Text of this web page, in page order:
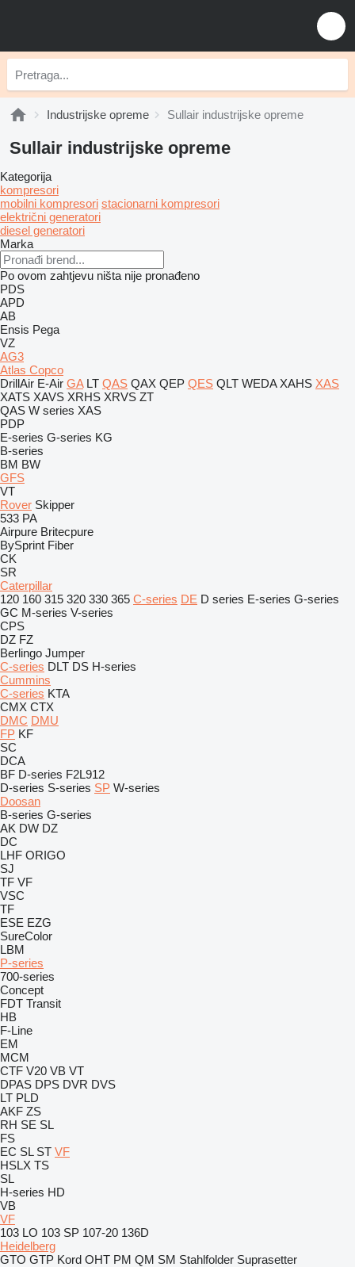
Industrijske opreme Sullair industrijske opreme
Sullair industrijske opreme
Kategorija
kompresori
mobilni kompresori stacionarni kompresori
električni generatori
diesel generatori
Marka
Po ovom zahtjevu ništa nije pronađeno
PDS
APD
AB
Ensis Pega
VZ
AG3
Atlas Copco
DrillAir E-Air GA LT QAS QAX QEP QES QLT WEDA XAHS XAS
XATS XAVS XRHS XRVS ZT
QAS W series XAS
PDP
E-series G-series KG
B-series
BM BW
GFS
VT
Rover Skipper
533 PA
Airpure Britecpure
BySprint Fiber
CK
SR
Caterpillar
120 160 315 320 330 365 C-series DE D series E-series G-series
GC M-series V-series
CPS
DZ FZ
Berlingo Jumper
C-series DLT DS H-series
Cummins
C-series KTA
CMX CTX
DMC DMU
FP KF
SC
DCA
BF D-series F2L912
D-series S-series SP W-series
Doosan
B-series G-series
AK DW DZ
DC
LHF ORIGO
SJ
TF VF
VSC
TF
ESE EZG
SureColor
LBM
P-series
700-series
Concept
FDT Transit
HB
F-Line
EM
MCM
CTF V20 VB VT
DPAS DPS DVR DVS
LT PLD
AKF ZS
RH SE SL
FS
EC SL ST VF
HSLX TS
SL
H-series HD
VB
VF
103 LO 103 SP 107-20 136D
Heidelberg
GTO GTP Kord OHT PM QM SM Stahlfolder Suprasetter